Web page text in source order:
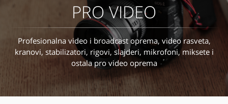
PRO VIDEO
Profesionalna video i broadcast oprema, video rasveta,
kranovi, stabilizatori, rigovi, slajderi, mikrofoni, miksete i
ostala pro video oprema